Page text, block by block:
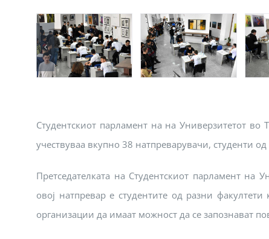
Студентскиот парламент на на Универзитетот
учествуваа вкупно 38 натпреварувачи, студенти
Претседателката на Студентскиот парламент на
овој натпревар е студентите од разни
организации да имаат можност да се запознават